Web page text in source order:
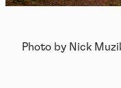
Photo by Nick